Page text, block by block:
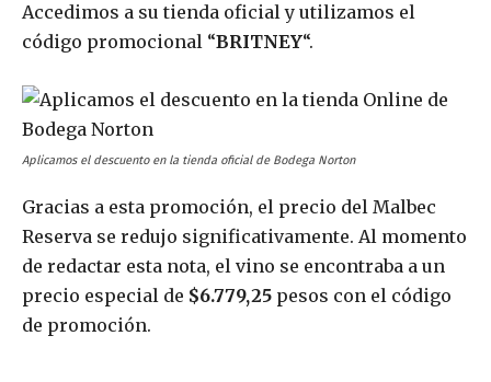
Accedimos a su tienda oficial y utilizamos el
código promocional “BRITNEY“.
Aplicamos el descuento en la tienda oficial de Bodega Norton
Gracias a esta promoción, el precio del Malbec
Reserva se redujo significativamente. Al momento
de redactar esta nota, el vino se encontraba a un
precio especial de $6.779,25 pesos con el código
de promoción.